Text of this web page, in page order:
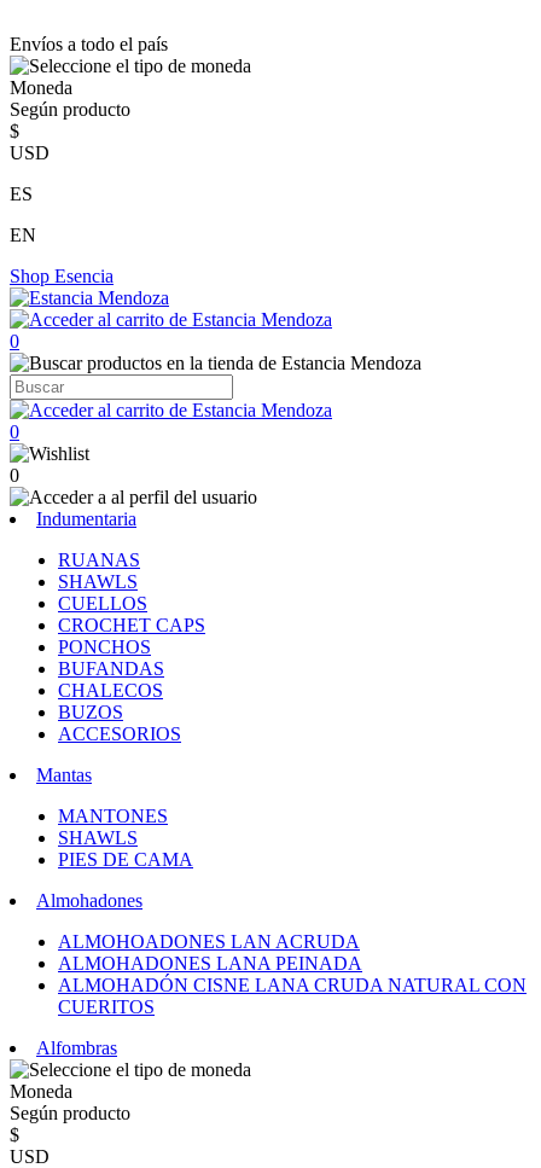
Envíos a todo el país
Moneda
Según producto
$
USD
ES
EN
Shop Esencia
0
0
0
Indumentaria
RUANAS
SHAWLS
CUELLOS
CROCHET CAPS
PONCHOS
BUFANDAS
CHALECOS
BUZOS
ACCESORIOS
Mantas
MANTONES
SHAWLS
PIES DE CAMA
Almohadones
ALMOHOADONES LAN ACRUDA
ALMOHADONES LANA PEINADA
ALMOHADÓN CISNE LANA CRUDA NATURAL CON
CUERITOS
Alfombras
Moneda
Según producto
$
USD